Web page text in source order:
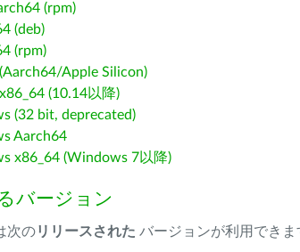
(rpm)
(deb)
(rpm)
Apple Silicon)
(10.14以降)
(32 bit, deprecated)
Aarch64
x86_64 (Windows 7以降)
バージョン
次のリリースされた バージョンが利用できま